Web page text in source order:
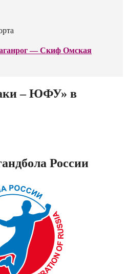
— Скиф Омская
– ЮФУ» в
России